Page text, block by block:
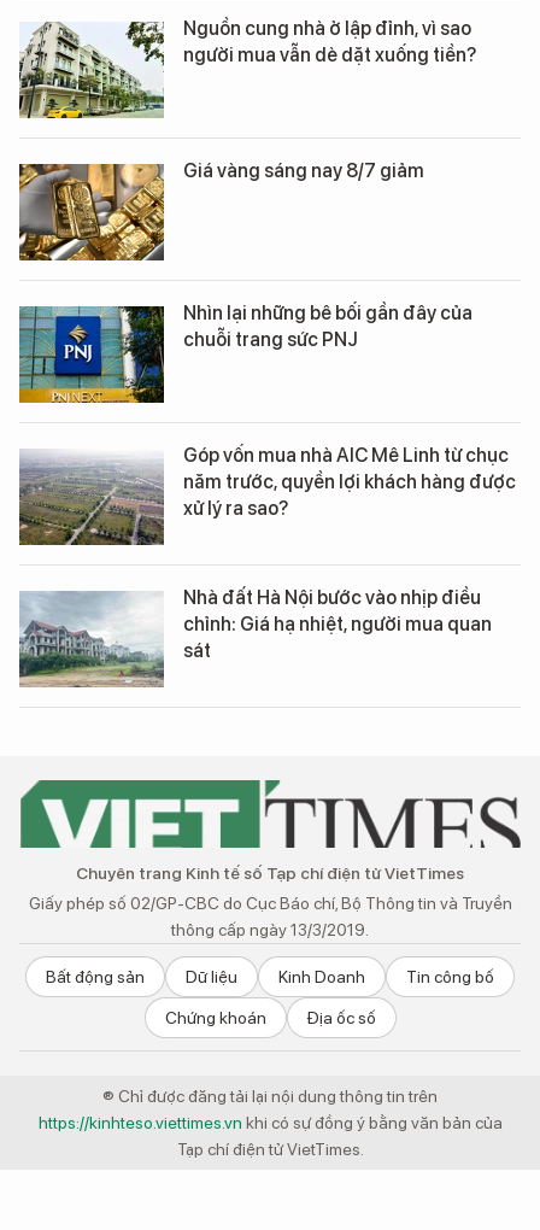
Nguồn cung nhà ở lập đỉnh, vì sao
người mua vẫn dè dặt xuống tiền?
Giá vàng sáng nay 8/7 giảm
Nhìn lại những bê bối gần đây của
chuỗi trang sức PNJ
Góp vốn mua nhà AIC Mê Linh từ chục
năm trước, quyền lợi khách hàng được
xử lý ra sao?
Nhà đất Hà Nội bước vào nhịp điều
chỉnh: Giá hạ nhiệt, người mua quan
sát
Chuyên trang Kinh tế số Tạp chí điện tử VietTimes
Giấy phép số 02/GP-CBC do Cục Báo chí, Bộ Thông tin và Truyền
thông cấp ngày 13/3/2019.
Bất động sản Dữ liệu Kinh Doanh Tin công bố
Chứng khoán Địa ốc số
® Chỉ được đăng tải lại nội dung thông tin trên
https://kinhteso.viettimes.vn khi có sự đồng ý bằng văn bản của
Tạp chí điện tử VietTimes.